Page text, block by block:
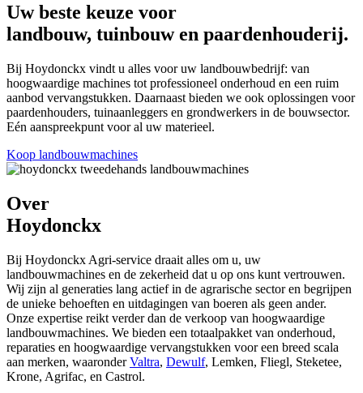
Uw beste keuze voor
landbouw, tuinbouw en paardenhouderij.
Bij Hoydonckx vindt u alles voor uw landbouwbedrijf: van
hoogwaardige machines tot professioneel onderhoud en een ruim
aanbod vervangstukken. Daarnaast bieden we ook oplossingen voor
paardenhouders, tuinaanleggers en grondwerkers in de bouwsector.
Eén aanspreekpunt voor al uw materieel.
Koop landbouwmachines
Over
Hoydonckx
Bij Hoydonckx Agri-service draait alles om u, uw
landbouwmachines en de zekerheid dat u op ons kunt vertrouwen.
Wij zijn al generaties lang actief in de agrarische sector en begrijpen
de unieke behoeften en uitdagingen van boeren als geen ander.
Onze expertise reikt verder dan de verkoop van hoogwaardige
landbouwmachines. We bieden een totaalpakket van onderhoud,
reparaties en hoogwaardige vervangstukken voor een breed scala
aan merken, waaronderValtra, Dewulf, Lemken, Fliegl, Steketee,
Krone, Agrifac, en Castrol.